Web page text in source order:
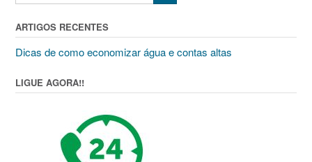
ARTIGOS RECENTES
Dicas de como economizar água e contas altas
LIGUE AGORA!!